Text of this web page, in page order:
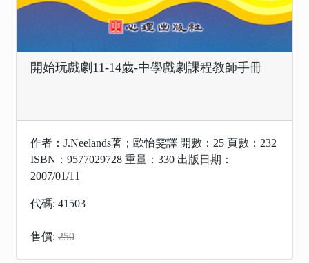
開始玩戲劇11-14歲-中學戲劇課程教師手冊
作者：J.Neelands著；歐怡雯譯 開數：25 頁數：232
ISBN：9577029728 重量：330 出版日期：
2007/01/11
代碼: 41503
售價: 250